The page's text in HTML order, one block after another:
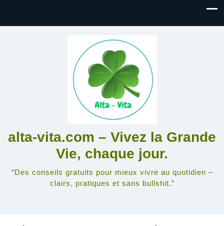
alta-vita.com – Vivez la Grande
Vie, chaque jour.
“Des conseils gratuits pour mieux vivre au quotidien –
clairs, pratiques et sans bullshit.”